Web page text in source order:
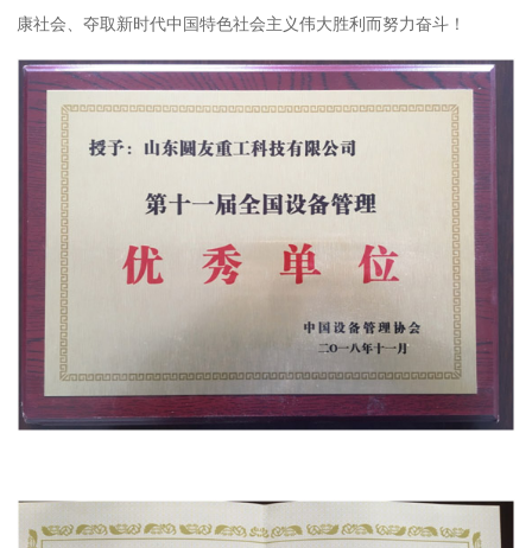
康社会、夺取新时代中国特色社会主义伟大胜利而努力奋斗！